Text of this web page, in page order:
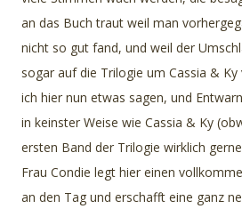
an das Buch traut weil man
nicht so gut fand, und weil der
sogar auf die Trilogie um Cassia &
ich hier nun etwas sagen, und
in keinster Weise wie Cassia & Ky
ersten Band der Trilogie wirklich
Frau Condie legt hier einen
an den Tag und erschafft eine ganz